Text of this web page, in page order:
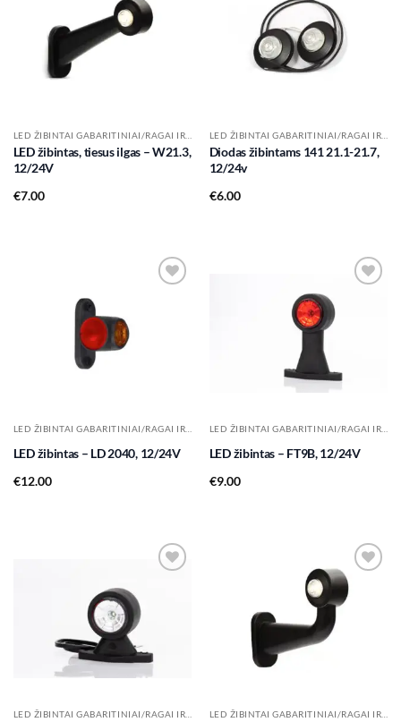
Add to
wishlist
LED žibintas, tiesus ilgas – W21.3,
12/24V
€7.00
Diodas žibintams 141 21.1-21.7,
12/24v
€6.00
LED žibintas – LD 2040, 12/24V
€12.00
LED žibintas – FT9B, 12/24V
€9.00
LED ŽIBINTAI GABARITINIAI/RAGAI IR KT.
Add to
wishlist
LED ŽIBINTAI GABARITINIAI/RAGAI IR KT.